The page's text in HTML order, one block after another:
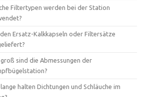
Filtertypen werden bei der Station
Ersatz-Kalkkapseln oder Filtersätze
sind die Abmessungen der
halten Dichtungen und Schläuche im